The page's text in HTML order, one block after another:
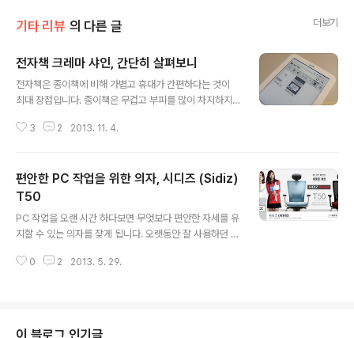
기타 리뷰 의 다른 글 더보기
전자책 크레마 샤인, 간단히 살펴보니
전자책은 종이책에 비해 가볍고 휴대가 간편하다는 것이
최대 장점입니다. 종이책은 무겁고 부피를 많이 차지하지
고 다닐수 있어 갈수록 전자책을 찾는 사람이 늘고 있죠. 전
해 뜻을 알수 있고 관련된 정보는 인터넷을 통해 찾아볼수
도 있죠. 인터넷을 통해 책을 쉽게 구매하고 다운받을 수 있
으며 활자 크기 조절, 마지막으로 읽었던 위치 기억, 북마크
기능을 이용한 내용 정리 및 SNS 공유 등 전자책은 여러가
있죠. 저도 요즘 책을 많이 읽으려고 노력하고 있는데 위와
3 2 2013. 11. 4.
편안한 PC 작업을 위한 의자, 시디즈 (Sidiz)
T50
PC 작업을 오랜 시간 하다보면 무엇보다 편안한 자세를 유
지할 수 있는 의자를 찾게 됩니다. 오랫동안 잘 사용하던 의
중 페이스북 지인들이 Sidiz (시디즈)라는 처음 보는 의자
벤트 페이지를 방문해 보니 야구 여신이라고 불리는 최희
0 2 2013. 5. 29.
이 블로그 인기글